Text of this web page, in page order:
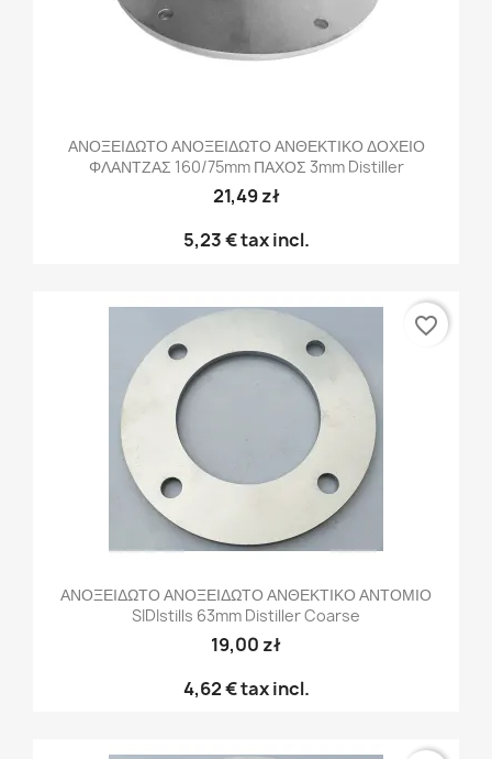
ΑΝΟΞΕΙΔΩΤΟ ΑΝΟΞΕΙΔΩΤΟ ΑΝΘΕΚΤΙΚΟ ΔΟΧΕΙΟ
ΦΛΑΝΤΖΑΣ 160/75mm ΠΑΧΟΣ 3mm Distiller
21,49 zł
5,23 €tax incl.
ΑΝΟΞΕΙΔΩΤΟ ΑΝΟΞΕΙΔΩΤΟ ΑΝΘΕΚΤΙΚΟ ΑΝΤΟΜΙΟ
SIDIstills 63mm Distiller Coarse
19,00 zł
4,62 €tax incl.
favorite_border